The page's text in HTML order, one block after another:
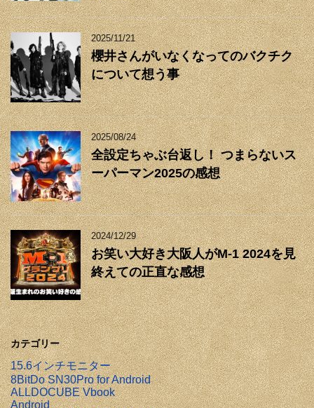
2025/11/21
櫻井さんがいなくなってのバクチク
について想う事
2025/08/24
全設定ちゃぶ台返し！ つまらないス
ーパーマン2025の感想
2024/12/29
お笑い大好き大阪人がM-1 2024を見
終えての正直な感想
カテゴリー
15.6インチモニター
8BitDo SN30Pro for Android
ALLDOCUBE Vbook
Android